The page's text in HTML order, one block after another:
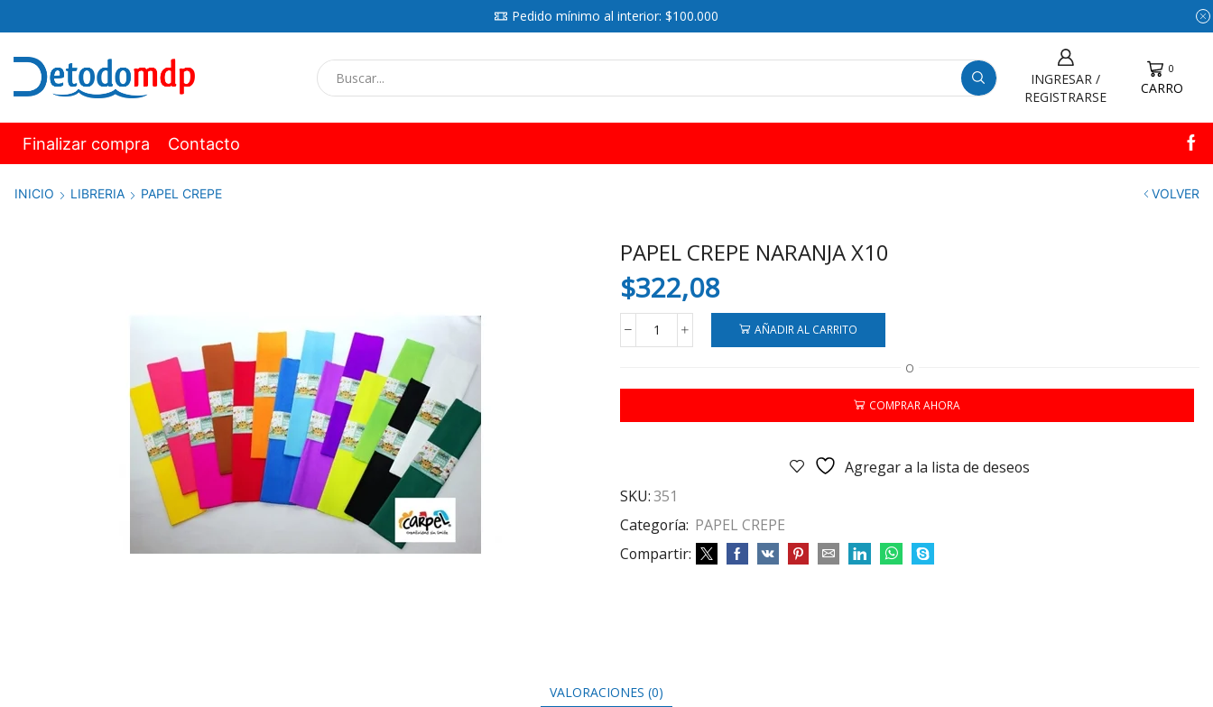
Pedido mínimo al interior: $100.000
INGRESAR /
REGISTRARSE
0
CARRO
Finalizar compra Contacto
INICIO LIBRERIA PAPEL CREPE VOLVER
PAPEL CREPE NARANJA X10
$322,08
PAPEL
X10
AÑADIR AL CARRITO
O
COMPRAR AHORA
Agregar a la lista de deseos
SKU:351
Categoría: PAPEL CREPE
Compartir:
VALORACIONES (0)